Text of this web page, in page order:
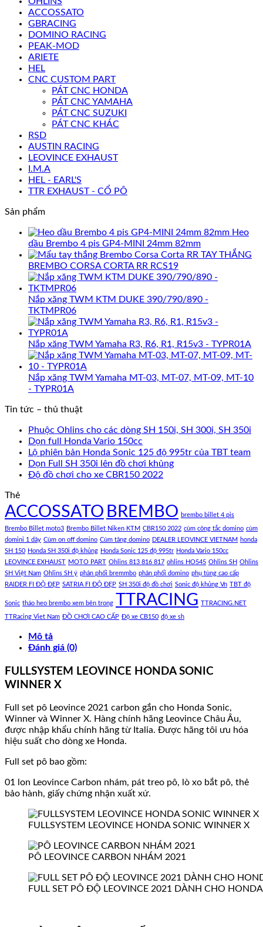
ACCOSSATO
GBRACING
DOMINO RACING
PEAK-MOD
ARIETE
HEL
CNC CUSTOM PART
PÁT CNC HONDA
PÁT CNC YAMAHA
PÁT CNC SUZUKI
PÁT CNC KHÁC
RSD
AUSTIN RACING
LEOVINCE EXHAUST
I.M.A
HEL - EARL'S
TTR EXHAUST - CỔ PÔ
Sản phẩm
Heo
dầu Brembo 4 pis GP4-MINI 24mm 82mm
TAY THẮNG
BREMBO CORSA CORTA RR RCS19
Nắp xăng TWM KTM DUKE 390/790/890 -
TKTMPR06
Nắp xăng TWM Yamaha R3, R6, R1, R15v3 - TYPR01A
Nắp xăng TWM Yamaha MT-03, MT-07, MT-09, MT-10
- TYPR01A
Tin tức – thủ thuật
Phuộc Ohlins cho các dòng SH 150i, SH 300i, SH 350i
Dọn full Honda Vario 150cc
Lộ phiên bản Honda Sonic 125 độ 995tr của TBT team
Dọn Full SH 350i lên đồ chơi khủng
Độ đồ chơi cho xe CBR150 2022
Thẻ
ACCOSSATO BREMBO brembo billet 4 pis
Brembo Billet moto3 Brembo Billet Niken KTM CBR150 2022 cùm công tắc domino cùm
domini 1 dây Cùm on off domino Cùm tăng domino DEALER LEOVINCE VIETNAM honda
SH 150 Honda SH 350i độ khủng Honda Sonic 125 độ 995tr Honda Vario 150cc
LEOVINCE EXHAUST MOTO PART Ohlins 813 816 817 ohlins HO545 Ohlins SH Ohlins
SH Việt Nam Ohlins SH ý phân phối bremmbo phân phối domino phụ tùng cao cấp
RAIDER FI ĐỘ ĐẸP SATRIA FI ĐỘ ĐẸP SH 350i độ đồ chơi Sonic độ khủng Vn TBT độ
Sonic tháo heo brembo xem bên trong TTRACING TTRACING.NET
TTRacing Viet Nam ĐỒ CHƠI CAO CẤP Độ xe CB150 độ xe sh
Mô tả
Đánh giá (0)
FULLSYSTEM LEOVINCE HONDA SONIC
WINNER X
Full set pô Leovince 2021 carbon gắn cho Honda Sonic,
Winner và Winner X. Hàng chính hãng Leovince Châu Âu,
được nhập khẩu chính hãng từ Italia. Được hãng tôi ưu hóa
hiệu suất cho dòng xe Honda.
Full set pô bao gồm:
01 lon Leovince Carbon nhám, pát treo pô, lò xo bắt pô, thẻ
bảo hành, giấy chứng nhận xuất xứ.
FULLSYSTEM LEOVINCE HONDA SONIC WINNER X
PÔ LEOVINCE CARBON NHÁM 2021
FULL SET PÔ ĐỘ LEOVINCE 2021 DÀNH CHO